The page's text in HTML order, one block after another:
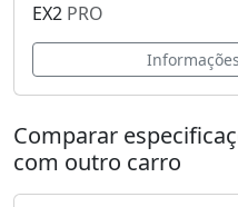
EX2 PRO
Comparar
com outro carro